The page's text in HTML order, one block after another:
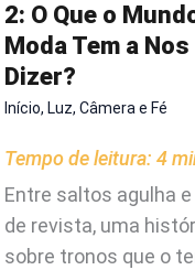
2: O Que o
Moda Tem a Nos
Dizer?
Início, Luz, Câmera e Fé
Tempo de leitura: 4
Entre saltos agulha
de revista, uma
sobre tronos que o